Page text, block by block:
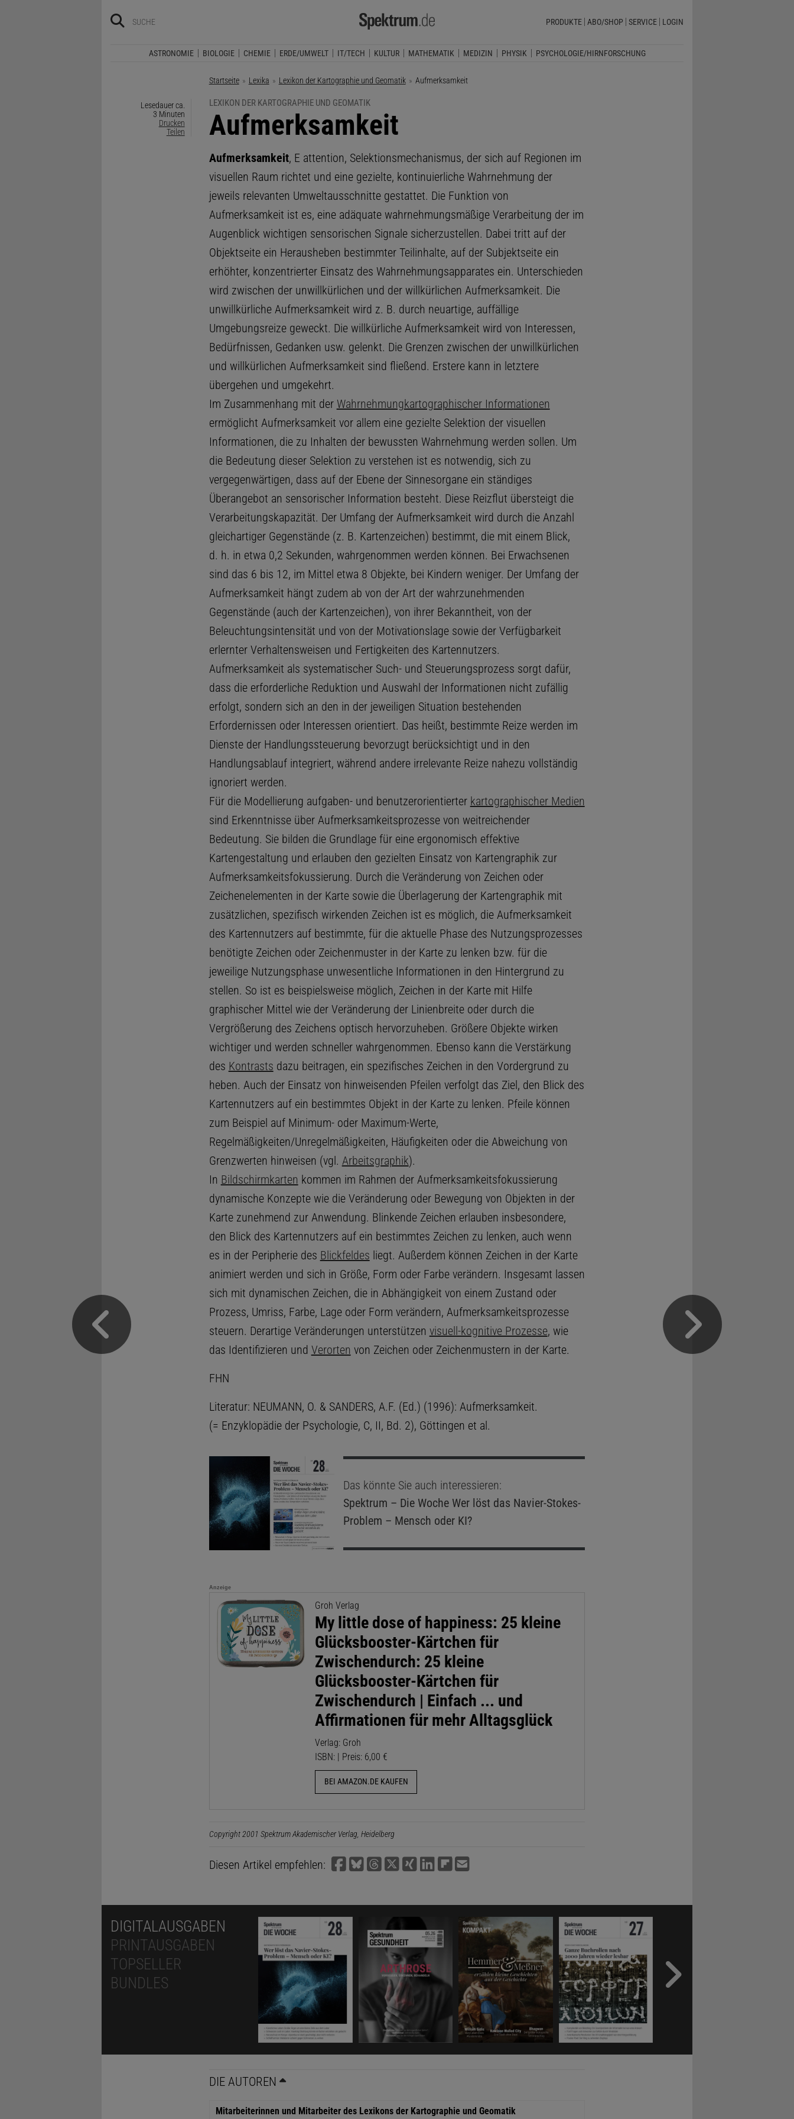
PRODUKTE ABO/SHOP SERVICE LOGIN
ASTRONOMIE BIOLOGIE CHEMIE ERDE/UMWELT IT/TECH KULTUR MATHEMATIK MEDIZIN PHYSIK PSYCHOLOGIE/HIRNFORSCHUNG
Startseite Lexika Lexikon der Kartographie und Geomatik Aktuelle Seite:
Aufmerksamkeit
Lesedauer ca.
3 Minuten
Drucken
Teilen
LEXIKON DER KARTOGRAPHIE UND GEOMATIK
:
Aufmerksamkeit
Aufmerksamkeit, E attention, Selektionsmechanismus, der sich auf Regionen im
visuellen Raum richtet und eine gezielte, kontinuierliche Wahrnehmung der
jeweils relevanten Umweltausschnitte gestattet. Die Funktion von
Aufmerksamkeit ist es, eine adäquate wahrnehmungsmäßige Verarbeitung der im
Augenblick wichtigen sensorischen Signale sicherzustellen. Dabei tritt auf der
Objektseite ein Herausheben bestimmter Teilinhalte, auf der Subjektseite ein
erhöhter, konzentrierter Einsatz des Wahrnehmungsapparates ein. Unterschieden
wird zwischen der unwillkürlichen und der willkürlichen Aufmerksamkeit. Die
unwillkürliche Aufmerksamkeit wird z. B. durch neuartige, auffällige
Umgebungsreize geweckt. Die willkürliche Aufmerksamkeit wird von Interessen,
Bedürfnissen, Gedanken usw. gelenkt. Die Grenzen zwischen der unwillkürlichen
und willkürlichen Aufmerksamkeit sind fließend. Erstere kann in letztere
übergehen und umgekehrt.
Im Zusammenhang mit der Wahrnehmungkartographischer Informationen
ermöglicht Aufmerksamkeit vor allem eine gezielte Selektion der visuellen
Informationen, die zu Inhalten der bewussten Wahrnehmung werden sollen. Um
die Bedeutung dieser Selektion zu verstehen ist es notwendig, sich zu
vergegenwärtigen, dass auf der Ebene der Sinnesorgane ein ständiges
Überangebot an sensorischer Information besteht. Diese Reizflut übersteigt die
Verarbeitungskapazität. Der Umfang der Aufmerksamkeit wird durch die Anzahl
gleichartiger Gegenstände (z. B. Kartenzeichen) bestimmt, die mit einem Blick,
d. h. in etwa 0,2 Sekunden, wahrgenommen werden können. Bei Erwachsenen
sind das 6 bis 12, im Mittel etwa 8 Objekte, bei Kindern weniger. Der Umfang der
Aufmerksamkeit hängt zudem ab von der Art der wahrzunehmenden
Gegenstände (auch der Kartenzeichen), von ihrer Bekanntheit, von der
Beleuchtungsintensität und von der Motivationslage sowie der Verfügbarkeit
erlernter Verhaltensweisen und Fertigkeiten des Kartennutzers.
Aufmerksamkeit als systematischer Such- und Steuerungsprozess sorgt dafür,
dass die erforderliche Reduktion und Auswahl der Informationen nicht zufällig
erfolgt, sondern sich an den in der jeweiligen Situation bestehenden
Erfordernissen oder Interessen orientiert. Das heißt, bestimmte Reize werden im
Dienste der Handlungssteuerung bevorzugt berücksichtigt und in den
Handlungsablauf integriert, während andere irrelevante Reize nahezu vollständig
ignoriert werden.
Für die Modellierung aufgaben- und benutzerorientierter kartographischer Medien
sind Erkenntnisse über Aufmerksamkeitsprozesse von weitreichender
Bedeutung. Sie bilden die Grundlage für eine ergonomisch effektive
Kartengestaltung und erlauben den gezielten Einsatz von Kartengraphik zur
Aufmerksamkeitsfokussierung. Durch die Veränderung von Zeichen oder
Zeichenelementen in der Karte sowie die Überlagerung der Kartengraphik mit
zusätzlichen, spezifisch wirkenden Zeichen ist es möglich, die Aufmerksamkeit
des Kartennutzers auf bestimmte, für die aktuelle Phase des Nutzungsprozesses
benötigte Zeichen oder Zeichenmuster in der Karte zu lenken bzw. für die
jeweilige Nutzungsphase unwesentliche Informationen in den Hintergrund zu
stellen. So ist es beispielsweise möglich, Zeichen in der Karte mit Hilfe
graphischer Mittel wie der Veränderung der Linienbreite oder durch die
Vergrößerung des Zeichens optisch hervorzuheben. Größere Objekte wirken
wichtiger und werden schneller wahrgenommen. Ebenso kann die Verstärkung
des Kontrasts dazu beitragen, ein spezifisches Zeichen in den Vordergrund zu
heben. Auch der Einsatz von hinweisenden Pfeilen verfolgt das Ziel, den Blick des
Kartennutzers auf ein bestimmtes Objekt in der Karte zu lenken. Pfeile können
zum Beispiel auf Minimum- oder Maximum-Werte,
Regelmäßigkeiten/Unregelmäßigkeiten, Häufigkeiten oder die Abweichung von
Grenzwerten hinweisen (vgl. Arbeitsgraphik).
In Bildschirmkarten kommen im Rahmen der Aufmerksamkeitsfokussierung
dynamische Konzepte wie die Veränderung oder Bewegung von Objekten in der
Karte zunehmend zur Anwendung. Blinkende Zeichen erlauben insbesondere,
den Blick des Kartennutzers auf ein bestimmtes Zeichen zu lenken, auch wenn
es in der Peripherie des Blickfeldes liegt. Außerdem können Zeichen in der Karte
animiert werden und sich in Größe, Form oder Farbe verändern. Insgesamt lassen
sich mit dynamischen Zeichen, die in Abhängigkeit von einem Zustand oder
Prozess, Umriss, Farbe, Lage oder Form verändern, Aufmerksamkeitsprozesse
steuern. Derartige Veränderungen unterstützen visuell-kognitive Prozesse, wie
das Identifizieren und Verorten von Zeichen oder Zeichenmustern in der Karte.
FHN
Literatur: NEUMANN, O. & SANDERS, A.F. (Ed.) (1996): Aufmerksamkeit.
(= Enzyklopädie der Psychologie, C, II, Bd. 2), Göttingen et al.
Das könnte Sie auch interessieren:
Spektrum – Die WocheWer löst das Navier-Stokes-
Problem – Mensch oder KI?
Anzeige
Groh Verlag
My little dose of happiness: 25 kleine
Glücksbooster-Kärtchen für
Zwischendurch: 25 kleine
Glücksbooster-Kärtchen für
Zwischendurch | Einfach ... und
Affirmationen für mehr Alltagsglück
Verlag: Groh
ISBN: | Preis: 6,00 €
BEI AMAZON.DE KAUFEN
Copyright 2001 Spektrum Akademischer Verlag, Heidelberg
Diesen Artikel empfehlen:
DIGITALAUSGABEN
PRINTAUSGABEN
TOPSELLER
BUNDLES
DIE AUTOREN
Mitarbeiterinnen und Mitarbeiter des Lexikons der Kartographie und Geomatik